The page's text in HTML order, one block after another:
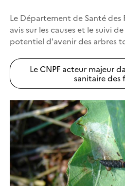
Le Département de Santé des
avis sur les causes et le suivi
potentiel d'avenir des arbres
Le CNPF acteur majeur
sanitaire des